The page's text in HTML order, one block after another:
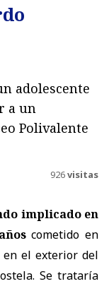
adolescente
a un
Polivalente
926visitas
implicado en
cometido en
en el exterior del
Se trataría